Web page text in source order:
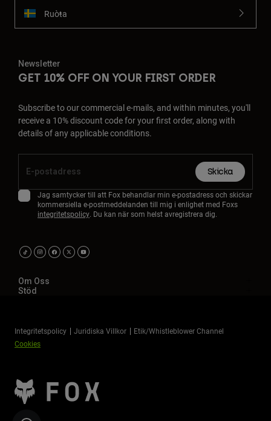
Ruoŧŧa
Newsletter
GET 10% OFF ON YOUR FIRST ORDER
Subscribe to our commercial e-mails, and within minutes, you'll
receive a 10% discount code for your first order, along with
details of any applicable conditions.
Skicka
Jag samtycker till att Fox behandlar min e-postadress och skickar
kommersiella e-postmeddelanden till mig i enlighet med Foxs
integritetspolicy. Du kan när som helst avregistrera dig.
Om Oss
Stöd
Integritetspolicy Juridiska Villkor
Etik/Whistleblower Channel
Cookies